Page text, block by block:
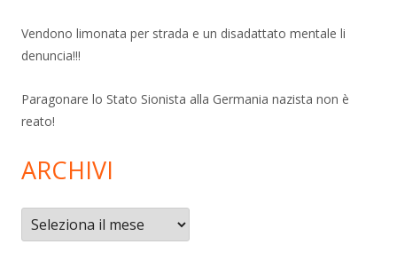
Vendono limonata per strada e un disadattato mentale li
denuncia!!!
Paragonare lo Stato Sionista alla Germania nazista non è
reato!
ARCHIVI
Archivi